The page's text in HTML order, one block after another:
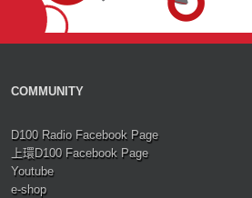
COMMUNITY
D100 Radio Facebook Page
上環D100 Facebook Page
Youtube
e-shop